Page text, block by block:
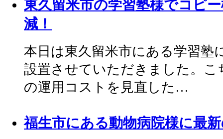
東久留米市の学習塾様でコピ
減！
本日は東久留米市にある学習塾
設置させていただきました。こ
の運用コストを見直した…
福生市にある動物病院様に最